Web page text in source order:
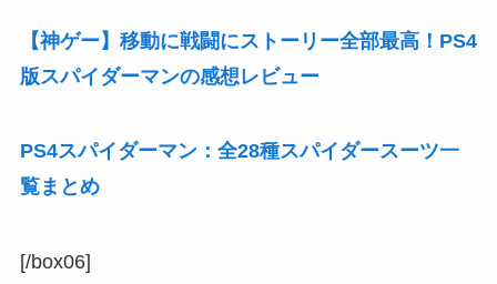
【神ゲー】移動に戦闘にストーリー全部最高！PS4
版スパイダーマンの感想レビュー
PS4スパイダーマン：全28種スパイダースーツ一
覧まとめ
[/box06]